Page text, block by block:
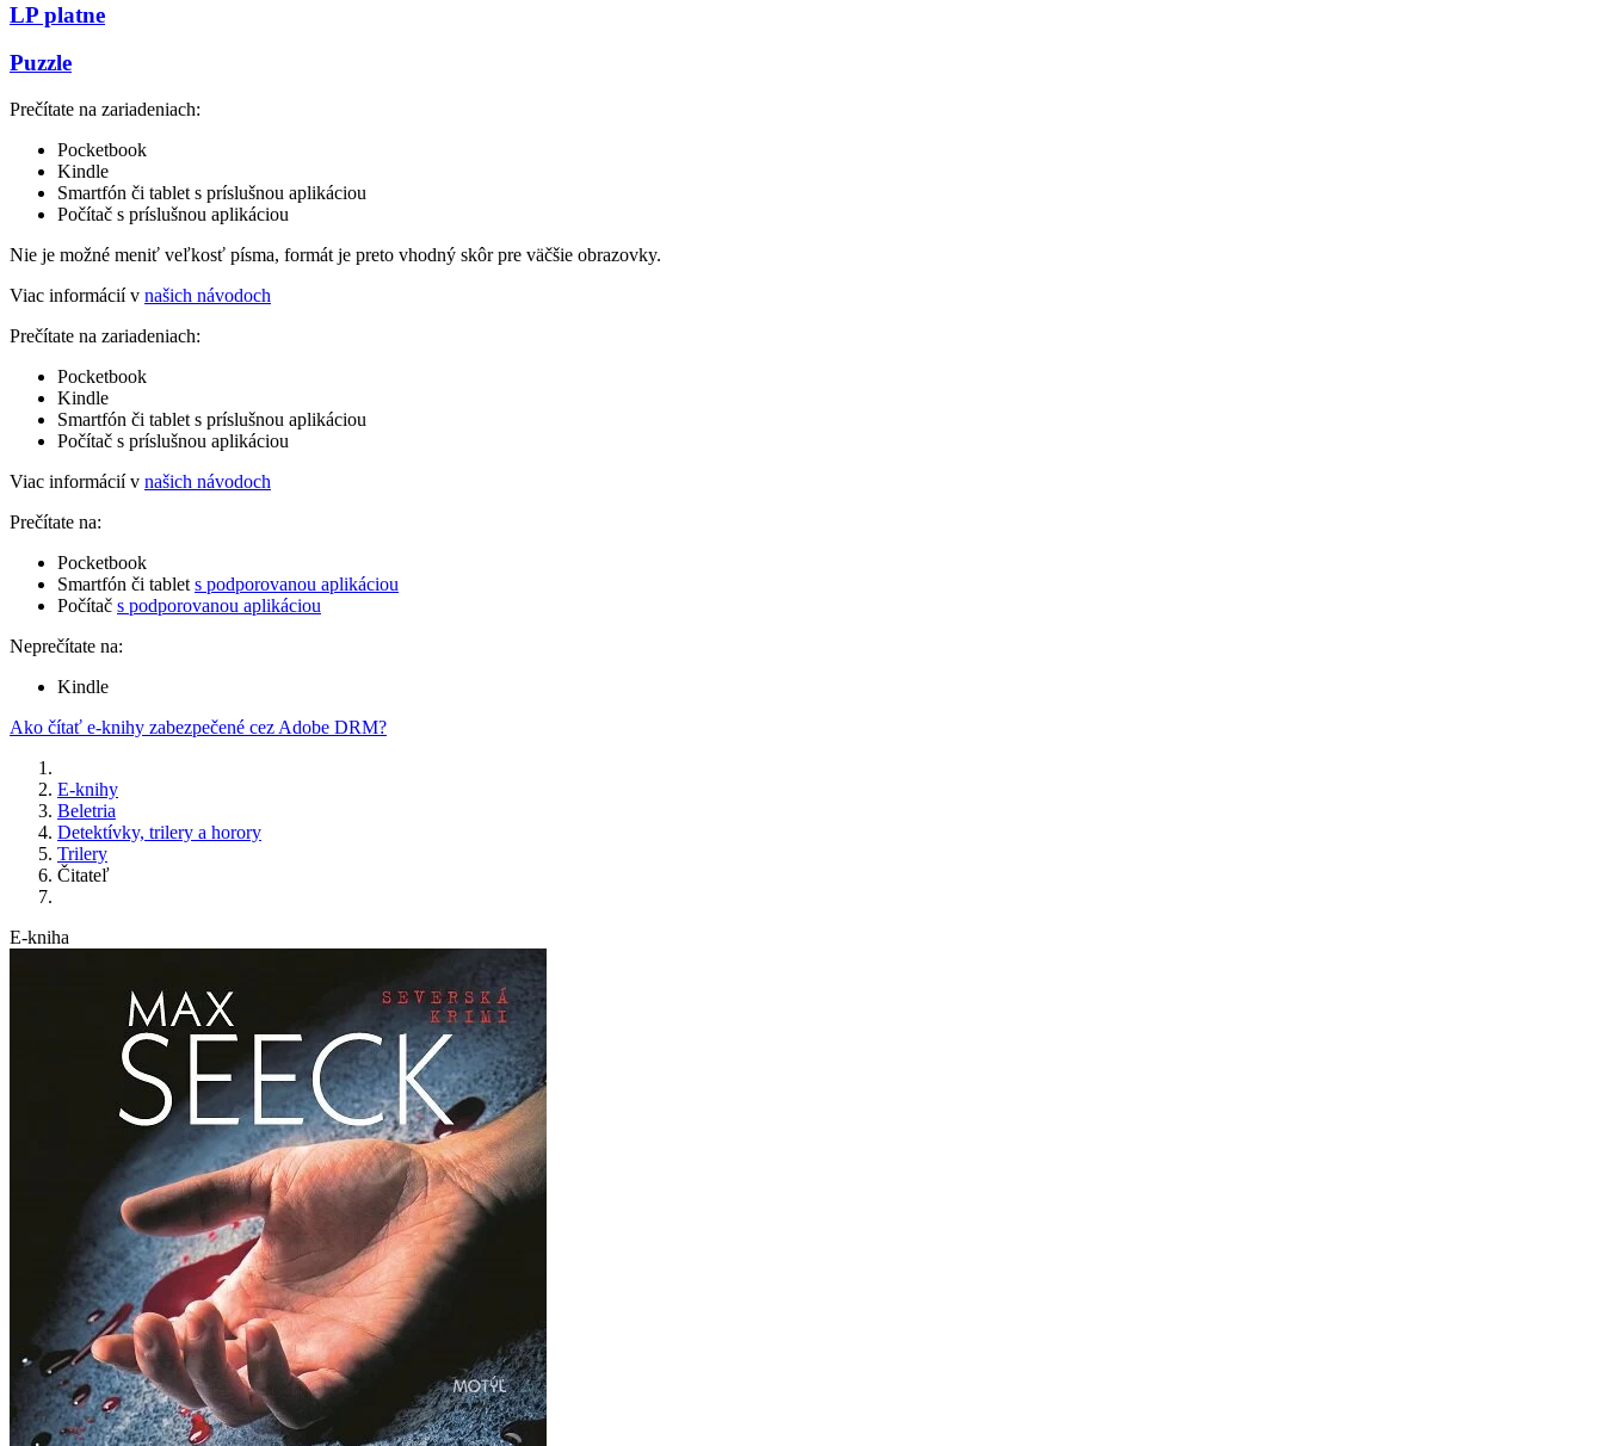
LP platne
Puzzle
Prečítate na zariadeniach:
Pocketbook
Kindle
Smartfón či tablet s príslušnou aplikáciou
Počítač s príslušnou aplikáciou
Nie je možné meniť veľkosť písma, formát je preto vhodný skôr pre väčšie obrazovky.
Viac informácií v našich návodoch
Prečítate na zariadeniach:
Pocketbook
Kindle
Smartfón či tablet s príslušnou aplikáciou
Počítač s príslušnou aplikáciou
Viac informácií v našich návodoch
Prečítate na:
Pocketbook
Smartfón či tablet s podporovanou aplikáciou
Počítač s podporovanou aplikáciou
Neprečítate na:
Kindle
Ako čítať e-knihy zabezpečené cez Adobe DRM?
E-knihy
Beletria
Detektívky, trilery a horory
Trilery
Čitateľ
E-kniha